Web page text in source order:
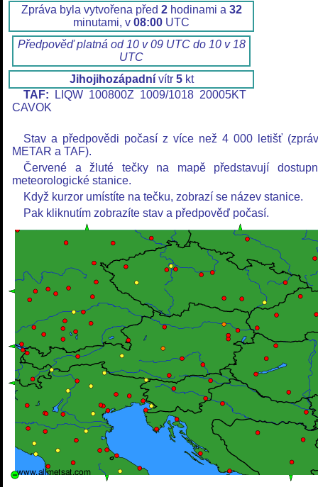
Zpráva byla vytvořena před 2hodinami a 32
minutami, v 08:00 UTC
Předpověď platná od 10 v 09 UTC do 10 v 18
UTC
Jihojihozápadnívítr 5kt
TAF: LIQW 100800Z 1009/1018 20005KT
CAVOK
Stav a předpovědi počasí z více než 4 000 letišť
METAR a TAF).
Červené a žluté tečky na mapě představují
meteorologické stanice.
Když kurzor umístíte na tečku, zobrazí se název stanice.
Pak kliknutím zobrazíte stav a předpověď počasí.